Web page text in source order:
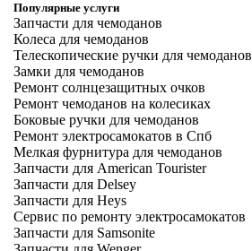
Популярные услуги
Запчасти для чемоданов
Колеса для чемоданов
Телескопические ручки для чемоданов
Замки для чемоданов
Ремонт солнцезащитных очков
Ремонт чемоданов на колесиках
Боковые ручки для чемоданов
Ремонт электросамокатов в Спб
Мелкая фурнитура для чемоданов
Запчасти для American Tourister
Запчасти для Delsey
Запчасти для Heys
Сервис по ремонту электросамокатов
Запчасти для Samsonite